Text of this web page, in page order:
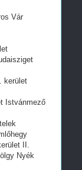
Vár
kerület
Istvánmező
II.
Nyék